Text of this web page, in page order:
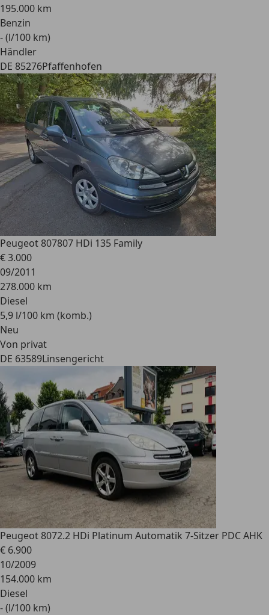
195.000 km
Benzin
- (l/100 km)
Händler
DE 85276Pfaffenhofen
Peugeot 807807 HDi 135 Family
€ 3.000
09/2011
278.000 km
Diesel
5,9 l/100 km (komb.)
Neu
Von privat
DE 63589Linsengericht
Peugeot 8072.2 HDi Platinum Automatik 7-Sitzer PDC AHK
€ 6.900
10/2009
154.000 km
Diesel
- (l/100 km)